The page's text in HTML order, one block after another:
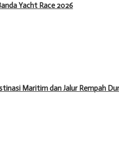
Yacht Race 2026
Maritim dan Jalur Rempah